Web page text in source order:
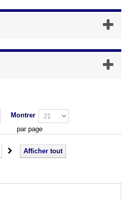
Montrer
par page
Afficher tout